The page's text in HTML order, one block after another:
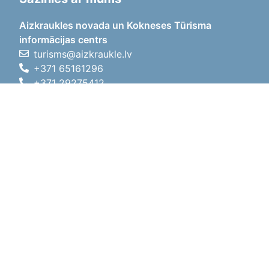
Aizkraukles novada un Kokneses Tūrisma
informācijas centrs
turisms@aizkraukle.lv
+371 65161296
+371 29275412